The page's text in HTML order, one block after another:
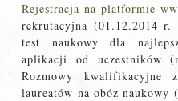
Rejestracja na platformie
rekrutacyjna (01.12.2014
test naukowy dla
aplikacji od uczestników
Rozmowy kwalifikacyjne
laureatów na obóz